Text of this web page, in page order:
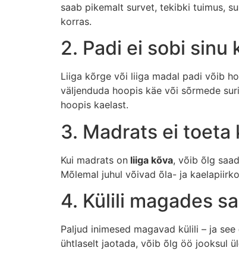
saab pikemalt survet, tekibki tuimus,
korras.
2. Padi ei sobi sinu
Liiga kõrge või liiga madal padi võib
väljenduda hoopis käe või sõrmede
hoopis kaelast.
3. Madrats ei toeta
Kui madrats on liiga kõva, võib õlg
Mõlemal juhul võivad õla- ja
4. Külili magades
Paljud inimesed magavad külili – ja
ühtlaselt jaotada, võib õlg öö jooksul